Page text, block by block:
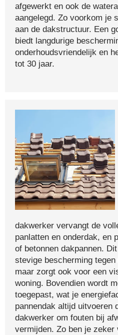
afgewerkt en ook de
aangelegd. Zo voorkom je
aan de dakstructuur. Een
biedt langdurige
onderhoudsvriendelijk en
tot 30 jaar.
dakwerker vervangt de
panlatten en onderdak, en
of betonnen dakpannen.
stevige bescherming
maar zorgt ook voor een
woning. Bovendien wordt
toegepast, wat je
pannendak altijd uitvoeren
dakwerker om fouten bij
vermijden. Zo ben je